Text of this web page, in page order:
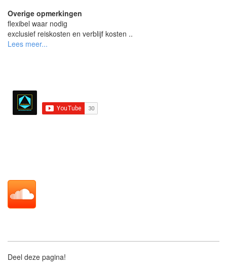
Overige opmerkingen
flexibel waar nodig
exclusief reiskosten en verblijf kosten ..
verdere info of aanvragen gelieve een email te sturen
Deel deze pagina!